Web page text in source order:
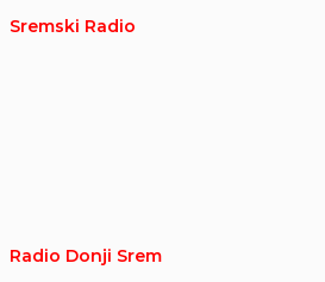
Sremski Radio
Radio Donji Srem